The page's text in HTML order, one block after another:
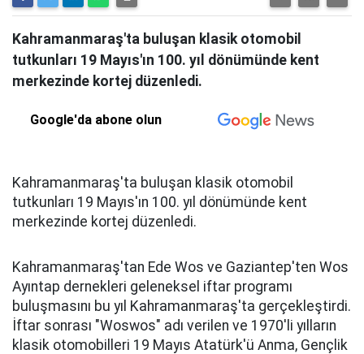
Kahramanmaraş'ta buluşan klasik otomobil
tutkunları 19 Mayıs'ın 100. yıl dönümünde kent
merkezinde kortej düzenledi.
Google'da abone olun
Kahramanmaraş'ta buluşan klasik otomobil
tutkunları 19 Mayıs'ın 100. yıl dönümünde kent
merkezinde kortej düzenledi.
Kahramanmaraş'tan Ede Wos ve Gaziantep'ten Wos
Ayıntap dernekleri geleneksel iftar programı
buluşmasını bu yıl Kahramanmaraş'ta gerçekleştirdi.
İftar sonrası "Woswos" adı verilen ve 1970'li yılların
klasik otomobilleri 19 Mayıs Atatürk'ü Anma, Gençlik